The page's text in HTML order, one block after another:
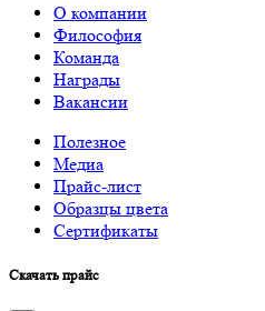
О компании
Философия
Команда
Награды
Вакансии
Полезное
Медиа
Прайс-лист
Образцы цвета
Сертификаты
Скачать прайс